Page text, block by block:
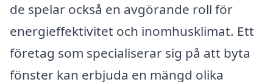
de spelar också en avgörande roll för
energieffektivitet och inomhusklimat. Ett
företag som specialiserar sig på att byta
fönster kan erbjuda en mängd olika